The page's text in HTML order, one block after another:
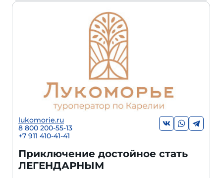
lukomorie.ru
8 800 200-55-13
+7 911 410-41-41
Приключение достойное стать
ЛЕГЕНДАРНЫМ